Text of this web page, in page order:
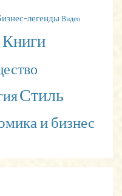
легенды Видео
Книги
Стиль
и бизнес